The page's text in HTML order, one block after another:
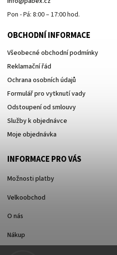
Pon - Pá: 8:00 – 17:00 hod.
OBCHODNÍ INFORMACE
Všeobecné obchodní podmínky
Reklamační řád
Ochrana osobních údajů
Formulář pro vytknutí vady
Odstoupení od smlouvy
Služby k objednávce
Moje objednávka
INFORMACE PRO VÁS
Možnosti platby
Velkoobchod
O nás
Nákup